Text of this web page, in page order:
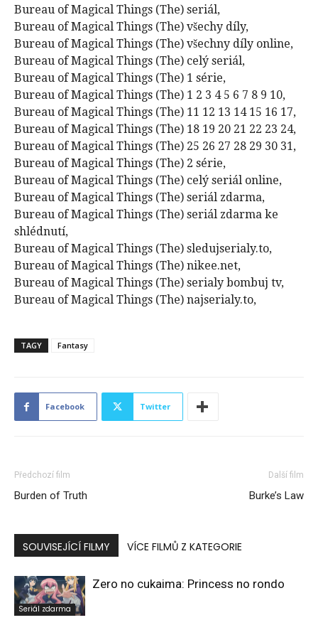
Bureau of Magical Things (The) seriál,
Bureau of Magical Things (The) všechy díly,
Bureau of Magical Things (The) všechny díly online,
Bureau of Magical Things (The) celý seriál,
Bureau of Magical Things (The) 1 série,
Bureau of Magical Things (The) 1 2 3 4 5 6 7 8 9 10,
Bureau of Magical Things (The) 11 12 13 14 15 16 17,
Bureau of Magical Things (The) 18 19 20 21 22 23 24,
Bureau of Magical Things (The) 25 26 27 28 29 30 31,
Bureau of Magical Things (The) 2 série,
Bureau of Magical Things (The) celý seriál online,
Bureau of Magical Things (The) seriál zdarma,
Bureau of Magical Things (The) seriál zdarma ke
shlédnutí,
Bureau of Magical Things (The) sledujserialy.to,
Bureau of Magical Things (The) nikee.net,
Bureau of Magical Things (The) serialy bombuj tv,
Bureau of Magical Things (The) najserialy.to,
TAGY Fantasy
Facebook Twitter
Předchozí film
Burden of Truth
Další film
Burke’s Law
SOUVISEJÍCÍ FILMY VÍCE FILMŮ Z KATEGORIE
Seriál zdarma
Zero no cukaima: Princess no rondo